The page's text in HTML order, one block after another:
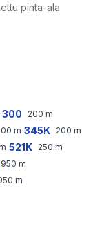
pinta-ala
300 200 m
m 345K 200 m
521K 250 m
950 m
m